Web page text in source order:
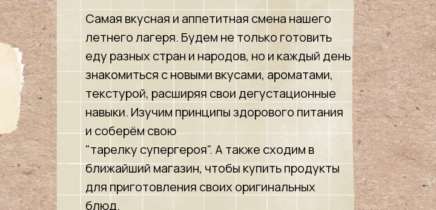
Самая вкусная и аппетитная смена нашего
летнего лагеря. Будем не только готовить
еду разных стран и народов, но и каждый день
знакомиться с новыми вкусами, ароматами,
текстурой, расширяя свои дегустационные
навыки. Изучим принципы здорового питания
и соберём свою
"тарелку супергероя". А также сходим в
ближайший магазин, чтобы купить продукты
для приготовления своих оригинальных
блюд.